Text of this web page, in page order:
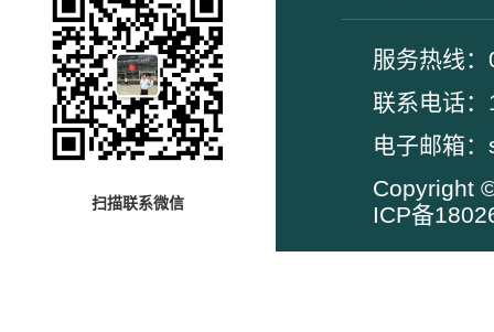
扫描联系微信
服务热线
联系
电子邮箱
Copyright
ICP备